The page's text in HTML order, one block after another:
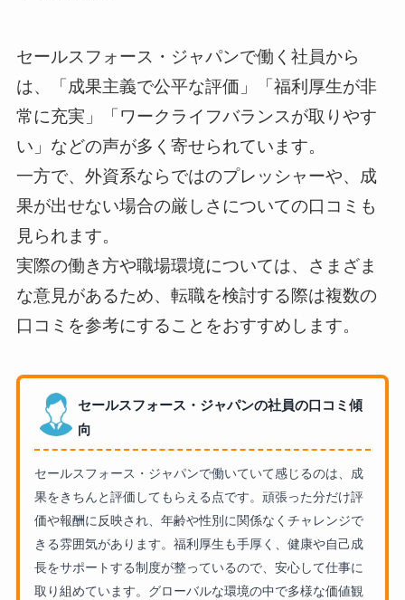
セールスフォース・ジャパンで働く社員から
は、「成果主義で公平な評価」「福利厚生が非
常に充実」「ワークライフバランスが取りやす
い」などの声が多く寄せられています。
一方で、外資系ならではのプレッシャーや、成
果が出せない場合の厳しさについての口コミも
見られます。
実際の働き方や職場環境については、さまざま
な意見があるため、転職を検討する際は複数の
口コミを参考にすることをおすすめします。
セールスフォース・ジャパンの社員の口コミ傾
向
セールスフォース・ジャパンで働いていて感じるのは、成
果をきちんと評価してもらえる点です。頑張った分だけ評
価や報酬に反映され、年齢や性別に関係なくチャレンジで
きる雰囲気があります。福利厚生も手厚く、健康や自己成
長をサポートする制度が整っているので、安心して仕事に
取り組めています。グローバルな環境の中で多様な価値観